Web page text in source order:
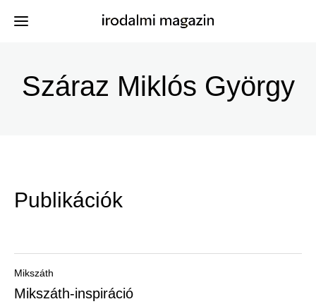
tartalomra
Menü
-
Kiadványok
Száraz Miklós György
Publikációk
Mikszáth
Mikszáth-inspiráció